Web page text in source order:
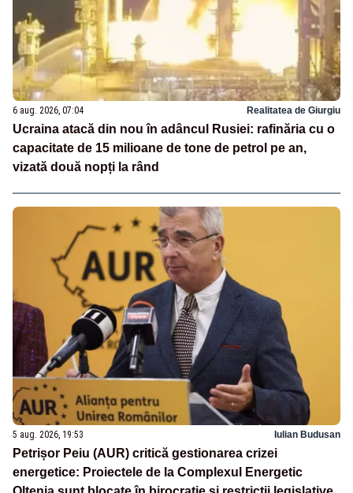
6 aug. 2026, 07:04 Realitatea de Giurgiu
Ucraina atacă din nou în adâncul Rusiei: rafinăria cu o
capacitate de 15 milioane de tone de petrol pe an,
vizată două nopți la rând
5 aug. 2026, 19:53 Iulian Budusan
Petrișor Peiu (AUR) critică gestionarea crizei
energetice: Proiectele de la Complexul Energetic